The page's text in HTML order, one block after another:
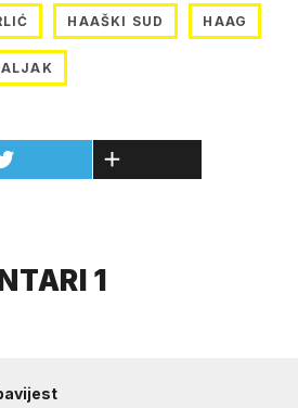
HAAŠKI SUD HAAG
1